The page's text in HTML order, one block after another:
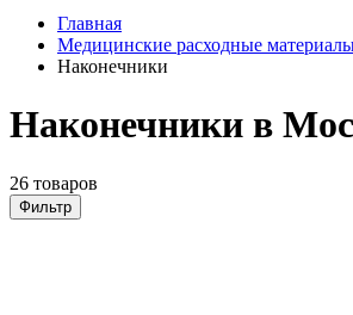
Главная
Медицинские расходные
Наконечники
Наконечники в
26 товаров
Фильтр